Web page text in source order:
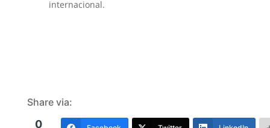
internacional.
Share via:
0